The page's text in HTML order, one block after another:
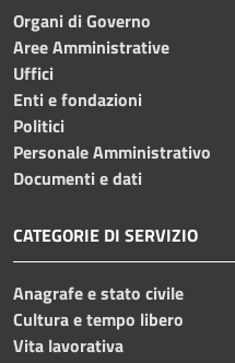
Organi di Governo
Aree Amministrative
Uffici
Enti e fondazioni
Politici
Personale Amministrativo
Documenti e dati
CATEGORIE DI SERVIZIO
Anagrafe e stato civile
Cultura e tempo libero
Vita lavorativa